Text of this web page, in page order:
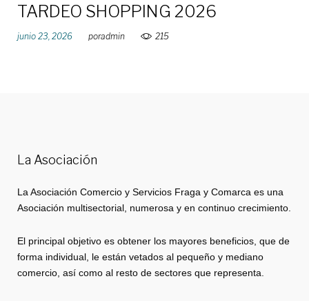
TARDEO SHOPPING 2026
junio 23, 2026 poradmin 215
La Asociación
La Asociación Comercio y Servicios Fraga y Comarca es una
Asociación multisectorial, numerosa y en continuo crecimiento.
El principal objetivo es obtener los mayores beneficios, que de
forma individual, le están vetados al pequeño y mediano
comercio, así como al resto de sectores que representa.